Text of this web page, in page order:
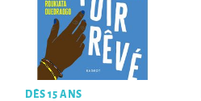
DÈS 15 ANS